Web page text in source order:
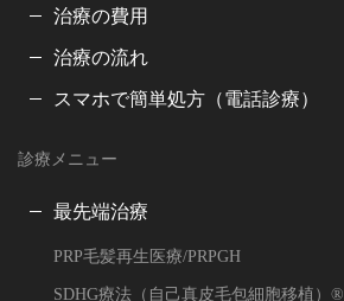
治療の費用
治療の流れ
スマホで簡単処方（電話診療）
診療メニュー
最先端治療
PRP毛髪再生医療/PRPGH
SDHG療法（自己真皮毛包細胞移植）®